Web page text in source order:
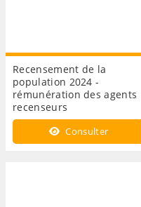
Recensement de la
population 2024 -
rémunération des agents
recenseurs
Consulter